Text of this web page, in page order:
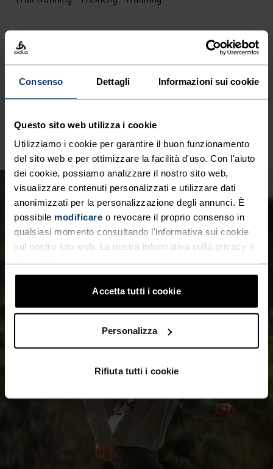
Consenso Dettagli Informazioni sui cookie
Questo sito web utilizza i cookie
Utilizziamo i cookie per garantire il buon funzionamento
del sito web e per ottimizzare la facilità d'uso. Con l'aiuto
dei cookie, possiamo analizzare il nostro sito web,
visualizzare contenuti personalizzati e utilizzare dati
anonimizzati per la personalizzazione degli annunci. È
possibile modificare o revocare il proprio consenso in
qualsiasi momento consultando l'informativa sui cookie
sul nostro sito web. La nostra informativa sulla privacy è
Accetta tutti i cookie
Personalizza
Rifiuta tutti i cookie
CARATTERISTICHE DEL MATERIALE
materiale resistente, leggero e ad asciugatura rapida
ideale per l’abbigliamento sportivo. I capi che contengono
resistenti all’usura.